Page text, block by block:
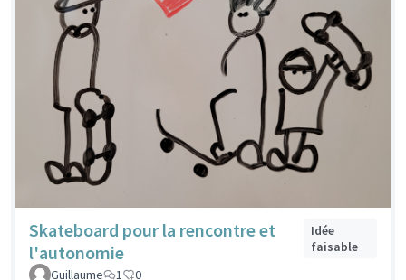
Skateboard pour la rencontre et
l'autonomie
Idée
faisable
Guillaume
1 0